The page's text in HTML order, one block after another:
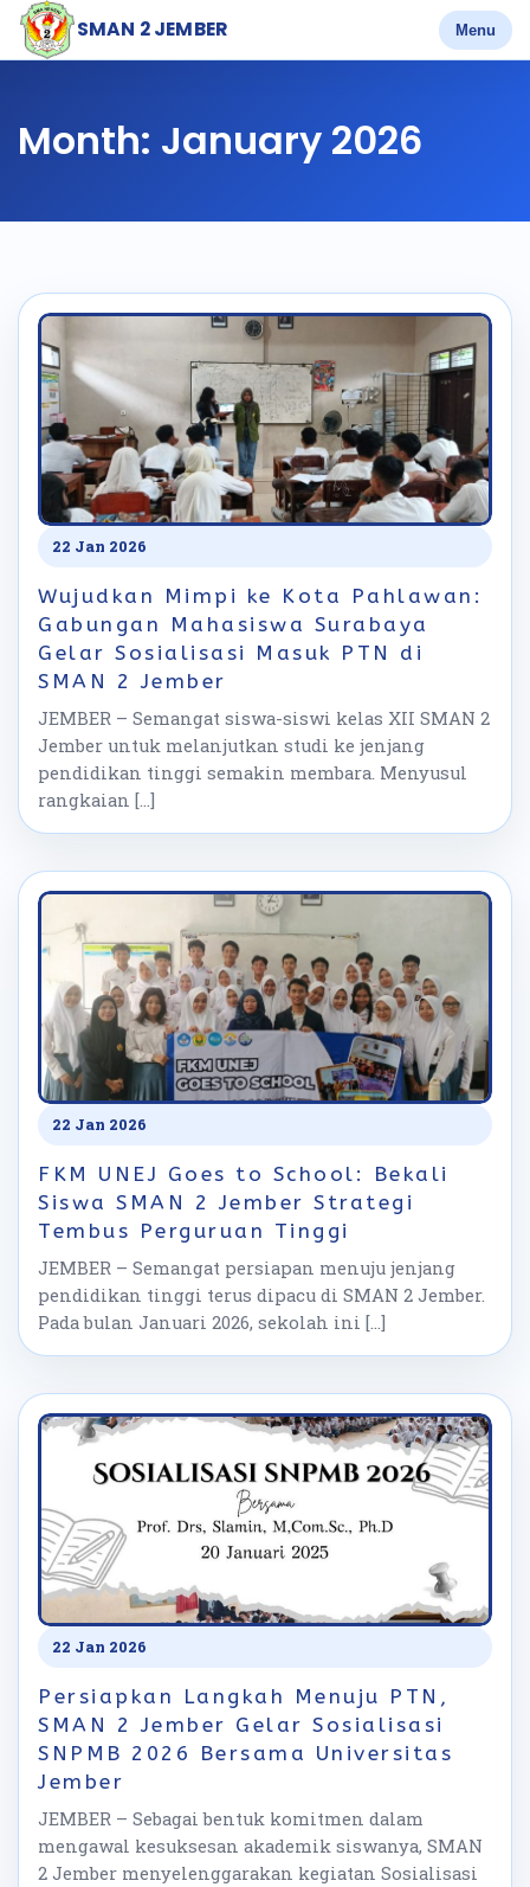
SMAN 2 JEMBER Menu
Month: January 2026
22 Jan 2026
Wujudkan Mimpi ke Kota Pahlawan:
Gabungan Mahasiswa Surabaya
Gelar Sosialisasi Masuk PTN di
SMAN 2 Jember
JEMBER – Semangat siswa-siswi kelas XII SMAN 2
Jember untuk melanjutkan studi ke jenjang
pendidikan tinggi semakin membara. Menyusul
rangkaian […]
22 Jan 2026
FKM UNEJ Goes to School: Bekali
Siswa SMAN 2 Jember Strategi
Tembus Perguruan Tinggi
JEMBER – Semangat persiapan menuju jenjang
pendidikan tinggi terus dipacu di SMAN 2 Jember.
Pada bulan Januari 2026, sekolah ini […]
22 Jan 2026
Persiapkan Langkah Menuju PTN,
SMAN 2 Jember Gelar Sosialisasi
SNPMB 2026 Bersama Universitas
Jember
JEMBER – Sebagai bentuk komitmen dalam
mengawal kesuksesan akademik siswanya, SMAN
2 Jember menyelenggarakan kegiatan Sosialisasi